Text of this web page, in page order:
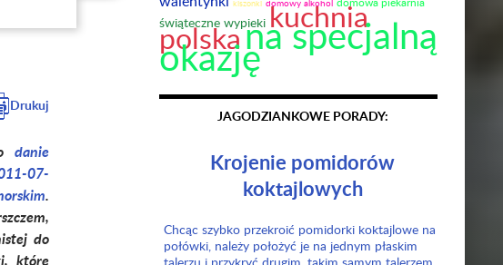
Drukuj
danie
07-
.
do
które
kiszonki domowy alkohol
świąteczne wypieki kuchnia
polskana specjalną
okazję
JAGODZIANKOWE PORADY:
Krojenie pomidorów
koktajlowych
Chcąc szybko przekroić pomidorki koktajlowe na
połówki, należy położyć je na jednym płaskim